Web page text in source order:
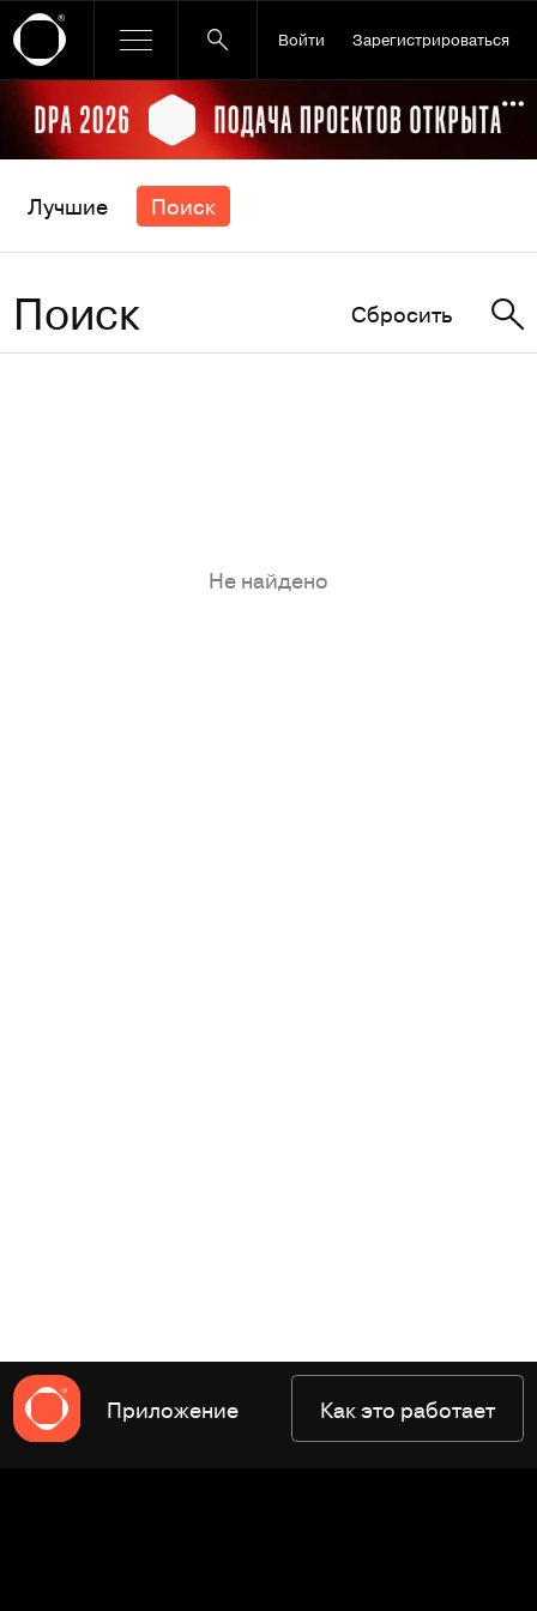
Войти Зарегистрироваться
Ссылка баннера
Лучшие Поиск
Поиск Сбросить
Не найдено
Приложение Как это работает